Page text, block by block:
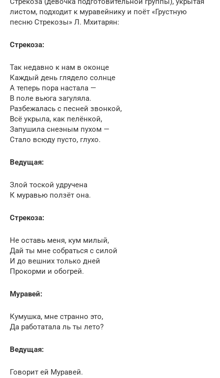
листом, подходит к муравейнику и поёт «Грустную
песню Стрекозы» Л. Мхитарян:
Стрекоза:
Так недавно к нам в оконце
Каждый день глядело солнце
А теперь пора настала —
В поле вьюга загуляла.
Разбежалась с песней звонкой,
Всё укрыла, как пелёнкой,
Запушила снеэным пухом —
Стало всюду пусто, глухо.
Ведущая:
Злой тоской удручена
К муравью ползёт она.
Стрекоза:
Не оставь меня, кум милый,
Дай ты мне собраться с силой
И до вешних только дней
Прокорми и обогрей.
Муравей:
Кумушка, мне странно это,
Да работатала ль ты лето?
Ведущая:
Говорит ей Муравей.